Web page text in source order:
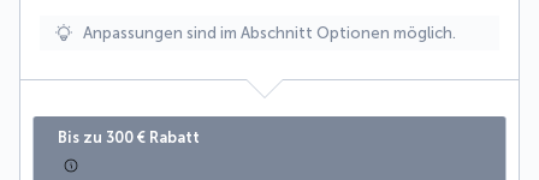
Anpassungen sind im Abschnitt Optionen möglich.
Bis zu 300 € Rabatt